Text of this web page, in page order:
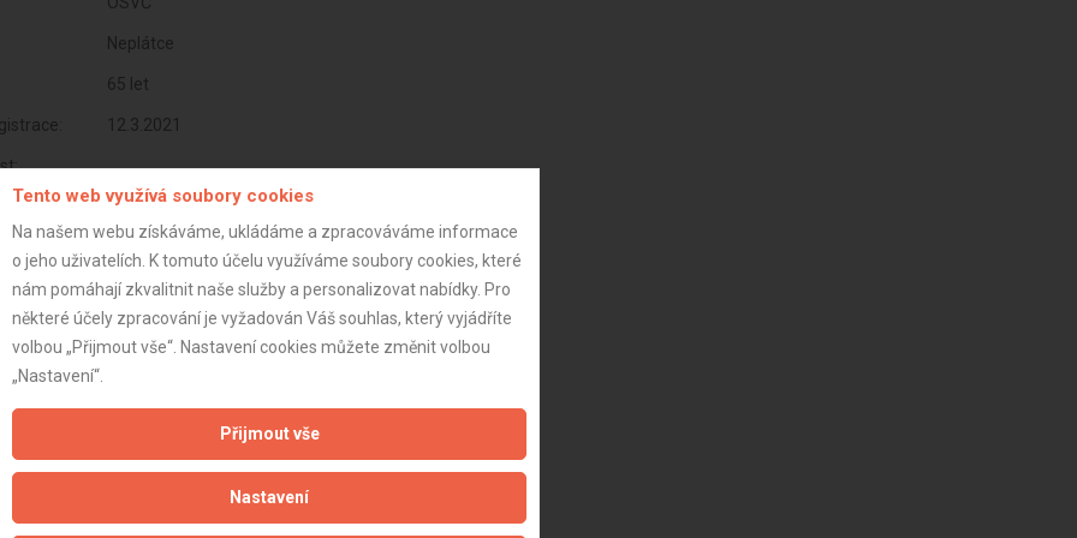
Neplátce
65 let
12.3.2021
Tento web využívá soubory cookies
Na našem webu získáváme, ukládáme a zpracováváme informace
o jeho uživatelích. K tomuto účelu využíváme soubory cookies, které
nám pomáhají zkvalitnit naše služby a personalizovat nabídky. Pro
některé účely zpracování je vyžadován Váš souhlas, který vyjádříte
volbou „Přijmout vše“. Nastavení cookies můžete změnit volbou
„Nastavení“.
Přijmout vše
Nastavení